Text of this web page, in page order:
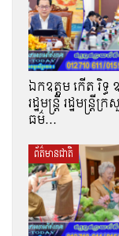
ឯកឧត្តម កើត រិទ្
រដ្ឋមន្ត្រី រដ្ឋមន្ត្រី
ធម៌…
ព័ត៌មានជាតិ